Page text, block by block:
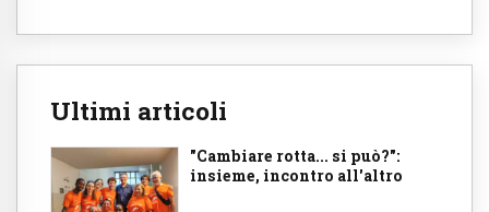
Ultimi articoli
"Cambiare rotta... si può?":
insieme, incontro all'altro